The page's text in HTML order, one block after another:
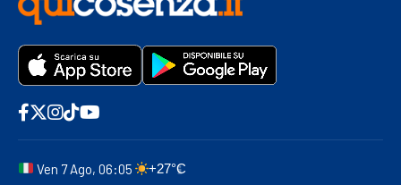
Ven 7 Ago, 06:05 +27°C